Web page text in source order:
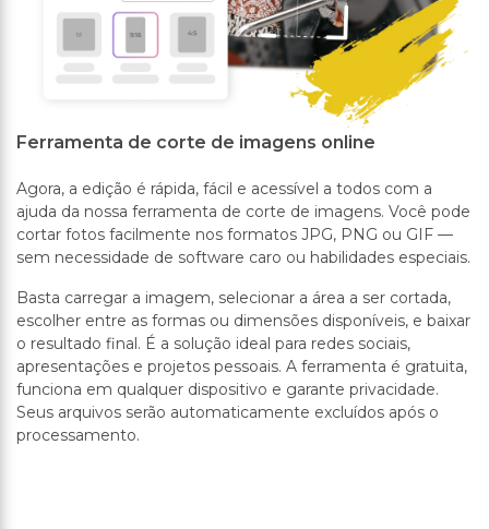
Ferramenta de corte de imagens online
Agora, a edição é rápida, fácil e acessível a todos com a
ajuda da nossa ferramenta de corte de imagens. Você pode
cortar fotos facilmente nos formatos JPG, PNG ou GIF —
sem necessidade de software caro ou habilidades especiais.
Basta carregar a imagem, selecionar a área a ser cortada,
escolher entre as formas ou dimensões disponíveis, e baixar
o resultado final. É a solução ideal para redes sociais,
apresentações e projetos pessoais. A ferramenta é gratuita,
funciona em qualquer dispositivo e garante privacidade.
Seus arquivos serão automaticamente excluídos após o
processamento.